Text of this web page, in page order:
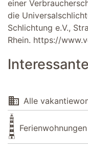
einer
die
Schlichtung e.V.,
Rhein. https://
domain Alle